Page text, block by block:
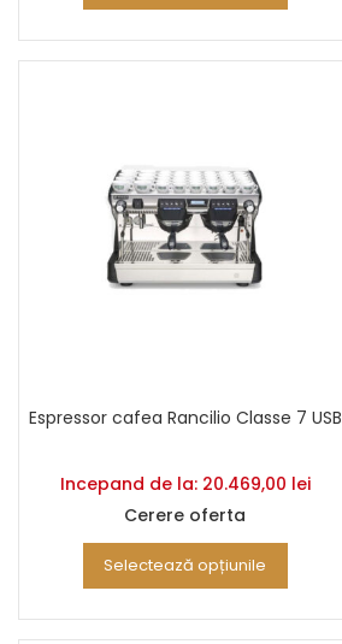
Espressor cafea Rancilio Classe 7 USB
Incepand de la: 20.469,00 lei
Cerere oferta
Selectează opțiunile